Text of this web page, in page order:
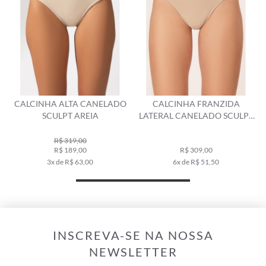
CALCINHA FRANZIDA
LATERAL CANELADO SCULPT
R$ 309,00
6x de R$ 51,50
CALCINHA LATERAL FINA MINI
MIRACLE UP CANELADO
R$ 349,00
6x de R$ 58,17
INSCREVA-SE NA NOSSA
NEWSLETTER